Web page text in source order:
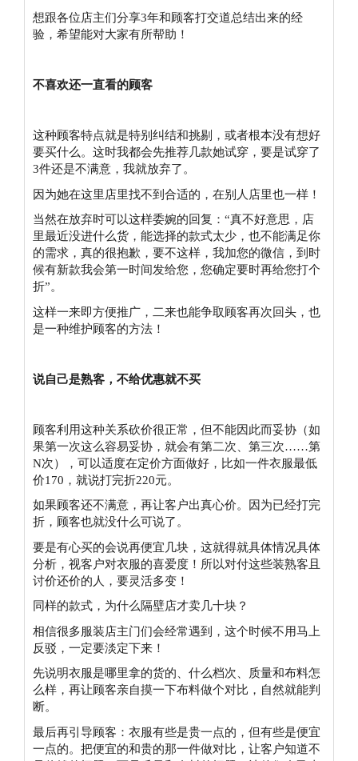
想跟各位店主们分享3年和顾客打交道总结出来的经
验，希望能对大家有所帮助！
不喜欢还一直看的顾客
这种顾客特点就是特别纠结和挑剔，或者根本没有想好
要买什么。这时我都会先推荐几款她试穿，要是试穿了
3件还是不满意，我就放弃了。
因为她在这里店里找不到合适的，在别人店里也一样！
当然在放弃时可以这样委婉的回复：“真不好意思，店
里最近没进什么货，能选择的款式太少，也不能满足你
的需求，真的很抱歉，要不这样，我加您的微信，到时
候有新款我会第一时间发给您，您确定要时再给您打个
折”。
这样一来即方便推广，二来也能争取顾客再次回头，也
是一种维护顾客的方法！
说自己是熟客，不给优惠就不买
顾客利用这种关系砍价很正常，但不能因此而妥协（如
果第一次这么容易妥协，就会有第二次、第三次……第
N次），可以适度在定价方面做好，比如一件衣服最低
价170，就说打完折220元。
如果顾客还不满意，再让客户出真心价。因为已经打完
折，顾客也就没什么可说了。
要是有心买的会说再便宜几块，这就得就具体情况具体
分析，视客户对衣服的喜爱度！所以对付这些装熟客且
讨价还价的人，要灵活多变！
同样的款式，为什么隔壁店才卖几十块？
相信很多服装店主门们会经常遇到，这个时候不用马上
反驳，一定要淡定下来！
先说明衣服是哪里拿的货的、什么档次、质量和布料怎
么样，再让顾客亲自摸一下布料做个对比，自然就能判
断。
最后再引导顾客：衣服有些是贵一点的，但有些是便宜
一点的。把便宜的和贵的那一件做对比，让客户知道不